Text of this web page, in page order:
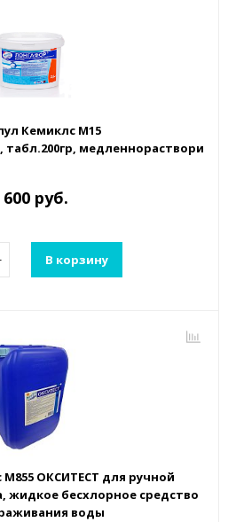
Кемиклс М15
табл.200гр,
600 руб.
В корзину
ОКСИТЕСТ для ручной
жидкое бесхлорное средство
воды